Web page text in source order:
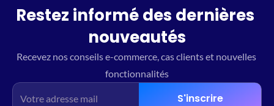
Restez informé des dernières
nouveautés
Recevez nos conseils e-commerce, cas clients et nouvelles
fonctionnalités
S'inscrire